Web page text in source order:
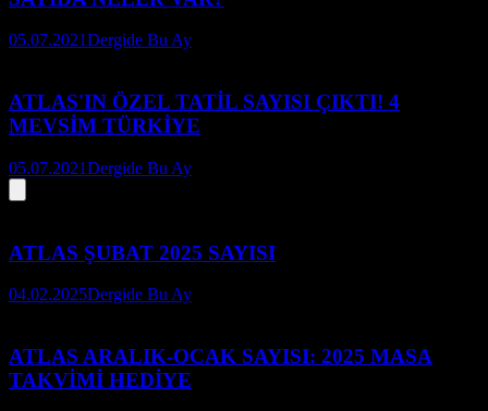
05.07.2021Dergide Bu Ay
ATLAS'IN ÖZEL TATİL SAYISI ÇIKTI! 4
MEVSİM TÜRKİYE
05.07.2021Dergide Bu Ay
ATLAS ŞUBAT 2025 SAYISI
04.02.2025Dergide Bu Ay
ATLAS ARALIK-OCAK SAYISI: 2025 MASA
TAKVİMİ HEDİYE